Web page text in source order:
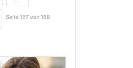
Seite 167 von 168